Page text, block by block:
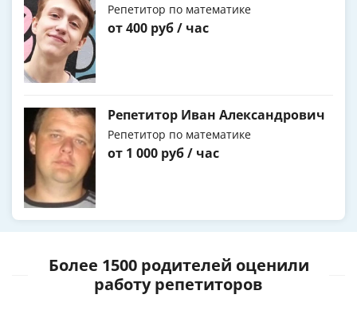
Репетитор по математике
от 400 руб / час
Репетитор Иван Александрович
Репетитор по математике
от 1 000 руб / час
Более 1500 родителей оценили
работу репетиторов